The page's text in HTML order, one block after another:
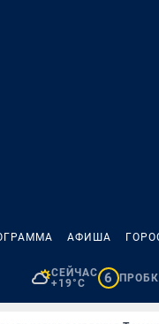
АФИША
СЕЙЧАС
+19°C
6